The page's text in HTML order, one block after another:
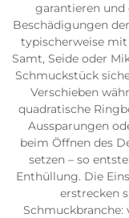
garantieren und
Beschädigungen
typischerweise
Samt, Seide oder
Schmuckstück
Verschieben
quadratische
Aussparungen
beim Öffnen des
setzen – so
Enthüllung. Die
erstrecken